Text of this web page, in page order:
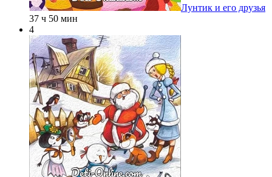
Лунтик и его друзья
37 ч 50 мин
4